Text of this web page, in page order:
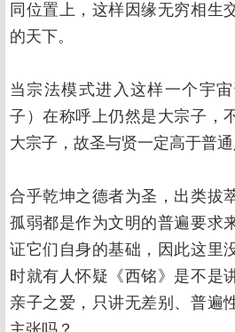
同位置上，这样因缘无穷相生
的天下。
当宗法模式进入这样一个宇
子）在称呼上仍然是大宗子，
大宗子，故圣与贤一定高于普通
合乎乾坤之德者为圣，出类拔
孤弱都是作为文明的普遍要求
证它们自身的基础，因此这里
时就有人怀疑《西铭》是不是
亲子之爱，只讲无差别、普遍